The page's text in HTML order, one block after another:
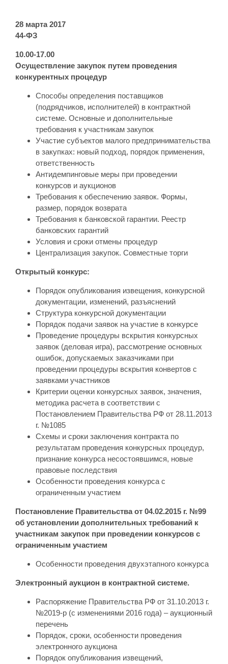
28 марта 2017
44-ФЗ
10.00-17.00
Осуществление закупок путем проведения
конкурентных процедур
Способы определения поставщиков
(подрядчиков, исполнителей) в контрактной
системе. Основные и дополнительные
требования к участникам закупок
Участие субъектов малого предпринимательства
в закупках: новый подход, порядок применения,
ответственность
Антидемпинговые меры при проведении
конкурсов и аукционов
Требования к обеспечению заявок. Формы,
размер, порядок возврата
Требования к банковской гарантии. Реестр
банковских гарантий
Условия и сроки отмены процедур
Централизация закупок. Совместные торги
Открытый конкурс:
Порядок опубликования извещения, конкурсной
документации, изменений, разъяснений
Структура конкурсной документации
Порядок подачи заявок на участие в конкурсе
Проведение процедуры вскрытия конкурсных
заявок (деловая игра), рассмотрение основных
ошибок, допускаемых заказчиками при
проведении процедуры вскрытия конвертов с
заявками участников
Критерии оценки конкурсных заявок, значения,
методика расчета в соответствии с
Постановлением Правительства РФ от 28.11.2013
г. №1085
Схемы и сроки заключения контракта по
результатам проведения конкурсных процедур,
признание конкурса несостоявшимся, новые
правовые последствия
Особенности проведения конкурса с
ограниченным участием
Постановление Правительства от 04.02.2015 г. №99
об установлении дополнительных требований к
участникам закупок при проведении конкурсов с
ограниченным участием
Особенности проведения двухэтапного конкурса
Электронный аукцион в контрактной системе.
Распоряжение Правительства РФ от 31.10.2013 г.
№2019-р (с изменениями 2016 года) – аукционный
перечень
Порядок, сроки, особенности проведения
электронного аукциона
Порядок опубликования извещений,